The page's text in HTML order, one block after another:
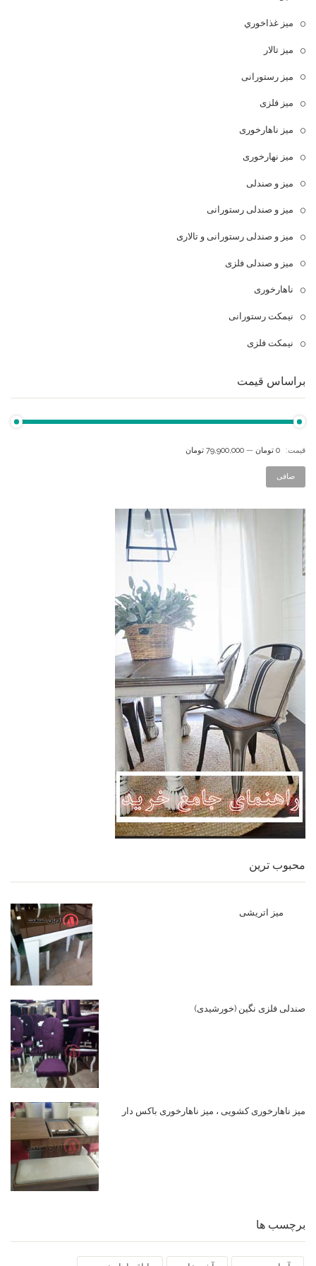
ميز غذاخوري
میز تالار
میز رستورانی
میز فلزی
میز ناهارخوری
میز نهارخوری
میز و صندلی
میز و صندلی رستورانی
میز و صندلی رستورانی و تالاری
میز و صندلی فلزی
ناهارخوری
نیمکت رستورانی
نیمکت فلزی
براساس قیمت
صافی
قيمت: 0 تومان — 79,900,000 تومان
محبوب ترین
میز اتریشی
صندلی فلزی نگین (خورشیدی)
میز ناهارخوری کشویی ، میز ناهارخوری باکس دار
برچسب ها